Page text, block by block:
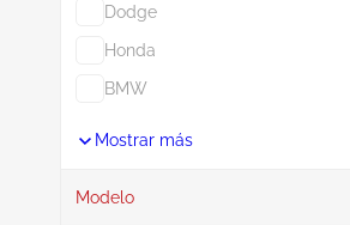
Dodge
Honda
BMW
Mostrar más
Modelo